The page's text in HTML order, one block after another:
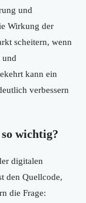
und
Wirkung der
scheitern, wenn
und
kann ein
verbessern
wichtig?
digitalen
den Quellcode,
die Frage: